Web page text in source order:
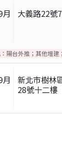
月 大義路22號
陽台外推；其他增建；
月
新北市樹林
28號十二樓